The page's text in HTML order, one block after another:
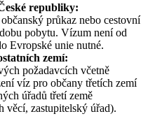
republiky:
průkaz nebo cestovní
pobytu. Vízum není od
Evropské unie nutné.
zemí:
požadavcích včetně
víz pro občany třetích zemí
úřadů třetí země
věcí, zastupitelský úřad).